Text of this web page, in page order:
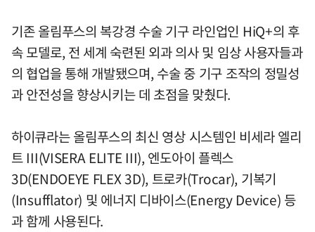
기존 올림푸스의 복강경 수술 기구 라인업인 HiQ+의 후
속 모델로, 전 세계 숙련된 외과 의사 및 임상 사용자들과
의 협업을 통해 개발됐으며, 수술 중 기구 조작의 정밀성
과 안전성을 향상시키는 데 초점을 맞췄다.
하이큐라는 올림푸스의 최신 영상 시스템인 비세라 엘리
트 III(VISERA ELITE III), 엔도아이 플렉스
3D(ENDOEYE FLEX 3D), 트로카(Trocar), 기복기
(Insufflator) 및 에너지 디바이스(Energy Device) 등
과 함께 사용된다.